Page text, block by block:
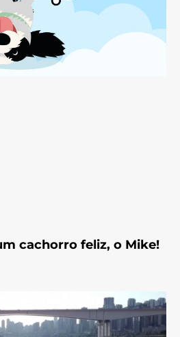
cachorro feliz, o Mike!